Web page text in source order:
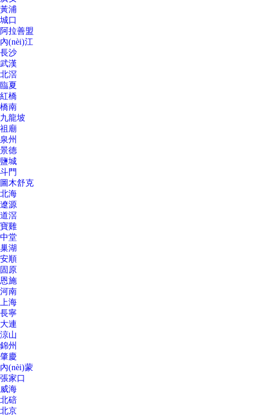
黃浦
城口
阿拉善盟
內(nèi)江
長沙
武漢
北滘
臨夏
紅橋
橋南
九龍坡
祖廟
泉州
景德
鹽城
斗門
圖木舒克
北海
遼源
道滘
寶雞
中堂
巢湖
安順
固原
恩施
河南
上海
長寧
大連
涼山
錦州
肇慶
內(nèi)蒙
張家口
威海
北碚
北京